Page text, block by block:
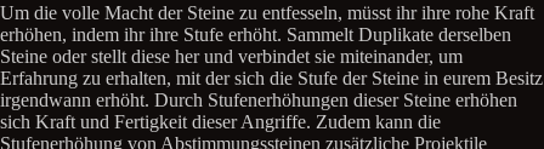
Um die volle Macht der Steine zu entfesseln, müsst ihr ihre rohe Kraft
erhöhen, indem ihr ihre Stufe erhöht. Sammelt Duplikate derselben
Steine oder stellt diese her und verbindet sie miteinander, um
Erfahrung zu erhalten, mit der sich die Stufe der Steine in eurem Besitz
irgendwann erhöht. Durch Stufenerhöhungen dieser Steine erhöhen
sich Kraft und Fertigkeit dieser Angriffe. Zudem kann die
Stufenerhöhung von Abstimmungssteinen zusätzliche Projektile